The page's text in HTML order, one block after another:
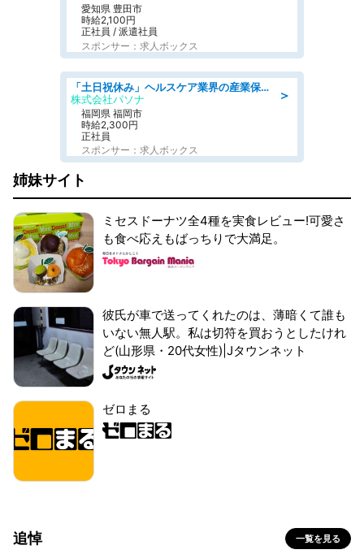
愛知県 豊田市
時給2,100円
正社員 / 派遣社員
スポンサー：求人ボックス
＞
「土日祝休み」ヘルスケア業界の産業保健師/高時給/未経験OK/要資格:保健師、正看護師
株式会社パソナ
福岡県 福岡市
時給2,300円
正社員
スポンサー：求人ボックス
姉妹サイト
ミセスドーナツ全4種を実食レビュー!可愛さ
も食べ応えもばっちりで大満足。
彼氏が車で送ってくれたのは、薄暗くて誰も
いない無人駅。私は切符を買おうとしたけれ
ど(山形県・20代女性)|Jタウンネット
ゼロまる
追悼 一覧を見る